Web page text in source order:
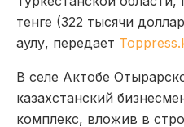
тенге (322 тысячи
аулу, передает
В селе Актобе
казахстанский
комплекс, вложив в